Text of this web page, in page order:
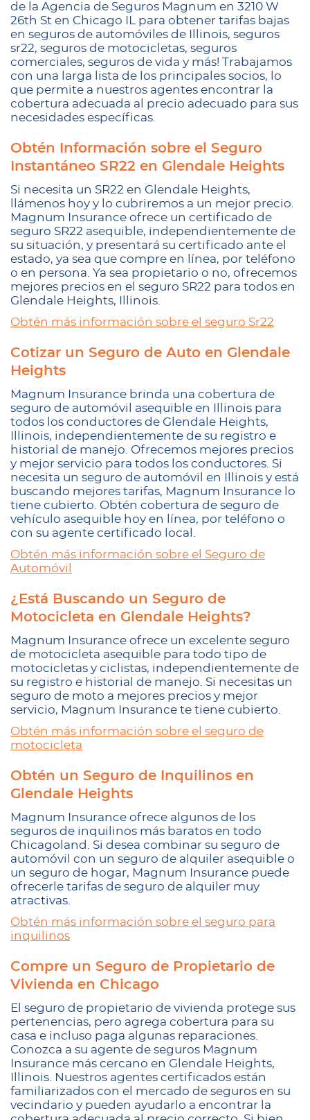
de la Agencia de Seguros Magnum en 3210 W
26th St en Chicago IL para obtener tarifas bajas
en seguros de automóviles de Illinois, seguros
sr22, seguros de motocicletas, seguros
comerciales, seguros de vida y más! Trabajamos
con una larga lista de los principales socios, lo
que permite a nuestros agentes encontrar la
cobertura adecuada al precio adecuado para sus
necesidades específicas.
Obtén Información sobre el Seguro
Instantáneo SR22 en Glendale Heights
Si necesita un SR22 en Glendale Heights,
llámenos hoy y lo cubriremos a un mejor precio.
Magnum Insurance ofrece un certificado de
seguro SR22 asequible, independientemente de
su situación, y presentará su certificado ante el
estado, ya sea que compre en línea, por teléfono
o en persona. Ya sea propietario o no, ofrecemos
mejores precios en el seguro SR22 para todos en
Glendale Heights, Illinois.
Obtén más información sobre el seguro Sr22
Cotizar un Seguro de Auto en Glendale
Heights
Magnum Insurance brinda una cobertura de
seguro de automóvil asequible en Illinois para
todos los conductores de Glendale Heights,
Illinois, independientemente de su registro e
historial de manejo. Ofrecemos mejores precios
y mejor servicio para todos los conductores. Si
necesita un seguro de automóvil en Illinois y está
buscando mejores tarifas, Magnum Insurance lo
tiene cubierto. Obtén cobertura de seguro de
vehículo asequible hoy en línea, por teléfono o
con su agente certificado local.
Obtén más información sobre el Seguro de
Automóvil
¿Está Buscando un Seguro de
Motocicleta en Glendale Heights?
Magnum Insurance ofrece un excelente seguro
de motocicleta asequible para todo tipo de
motocicletas y ciclistas, independientemente de
su registro e historial de manejo. Si necesitas un
seguro de moto a mejores precios y mejor
servicio, Magnum Insurance te tiene cubierto.
Obtén más información sobre el seguro de
motocicleta
Obtén un Seguro de Inquilinos en
Glendale Heights
Magnum Insurance ofrece algunos de los
seguros de inquilinos más baratos en todo
Chicagoland. Si desea combinar su seguro de
automóvil con un seguro de alquiler asequible o
un seguro de hogar, Magnum Insurance puede
ofrecerle tarifas de seguro de alquiler muy
atractivas.
Obtén más información sobre el seguro para
inquilinos
Compre un Seguro de Propietario de
Vivienda en Chicago
El seguro de propietario de vivienda protege sus
pertenencias, pero agrega cobertura para su
casa e incluso paga algunas reparaciones.
Conozca a su agente de seguros Magnum
Insurance más cercano en Glendale Heights,
Illinois. Nuestros agentes certificados están
familiarizados con el mercado de seguros en su
vecindario y pueden ayudarlo a encontrar la